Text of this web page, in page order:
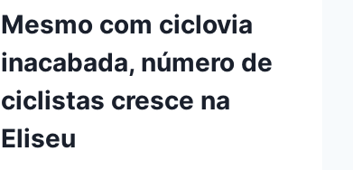
Mesmo com ciclovia
inacabada, número de
ciclistas cresce na
Eliseu